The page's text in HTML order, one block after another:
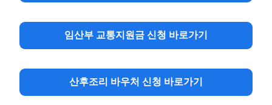
임산부 교통지원금 신청 바로가기
산후조리 바우처 신청 바로가기